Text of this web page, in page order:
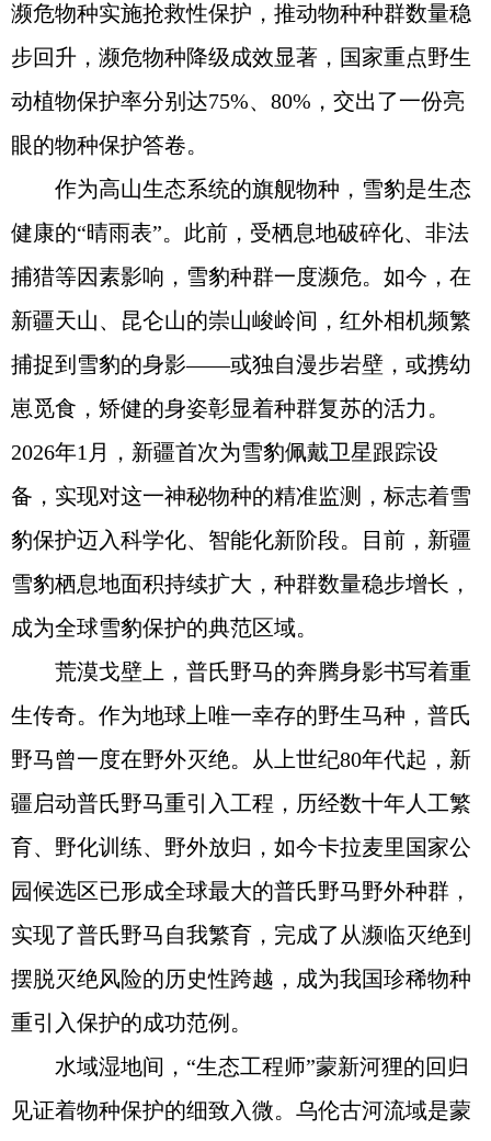
濒危物种实施抢救性保护，推动物种种群数量稳
步回升，濒危物种降级成效显著，国家重点野生
动植物保护率分别达75%、80%，交出了一份亮
眼的物种保护答卷。
作为高山生态系统的旗舰物种，雪豹是生态
健康的“晴雨表”。此前，受栖息地破碎化、非法
捕猎等因素影响，雪豹种群一度濒危。如今，在
新疆天山、昆仑山的崇山峻岭间，红外相机频繁
捕捉到雪豹的身影——或独自漫步岩壁，或携幼
崽觅食，矫健的身姿彰显着种群复苏的活力。
2026年1月，新疆首次为雪豹佩戴卫星跟踪设
备，实现对这一神秘物种的精准监测，标志着雪
豹保护迈入科学化、智能化新阶段。目前，新疆
雪豹栖息地面积持续扩大，种群数量稳步增长，
成为全球雪豹保护的典范区域。
荒漠戈壁上，普氏野马的奔腾身影书写着重
生传奇。作为地球上唯一幸存的野生马种，普氏
野马曾一度在野外灭绝。从上世纪80年代起，新
疆启动普氏野马重引入工程，历经数十年人工繁
育、野化训练、野外放归，如今卡拉麦里国家公
园候选区已形成全球最大的普氏野马野外种群，
实现了普氏野马自我繁育，完成了从濒临灭绝到
摆脱灭绝风险的历史性跨越，成为我国珍稀物种
重引入保护的成功范例。
水域湿地间，“生态工程师”蒙新河狸的回归
见证着物种保护的细致入微。乌伦古河流域是蒙